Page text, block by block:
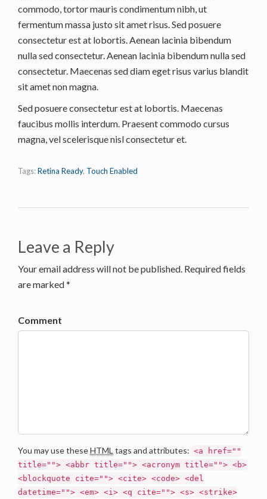
commodo, tortor mauris condimentum nibh, ut
fermentum massa justo sit amet risus. Sed posuere
consectetur est at lobortis. Aenean lacinia bibendum
nulla sed consectetur. Aenean lacinia bibendum nulla sed
consectetur. Maecenas sed diam eget risus varius blandit
sit amet non magna.
Sed posuere consectetur est at lobortis. Maecenas
faucibus mollis interdum. Praesent commodo cursus
magna, vel scelerisque nisl consectetur et.
Tags:Retina Ready, Touch Enabled
Leave a Reply
Your email address will not be published. Required fields
are marked *
Comment
You may use theseHTML tags and attributes: <a href=""
title=""> <abbr title=""> <acronym title=""> <b>
<blockquote cite=""> <cite> <code> <del
datetime=""> <em> <i> <q cite=""> <s> <strike>